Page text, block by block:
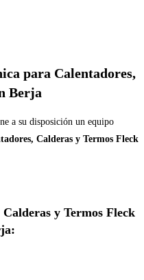
para Calentadores,
Berja
a su disposición un equipo
Calderas y Termos Fleck
y Termos Fleck